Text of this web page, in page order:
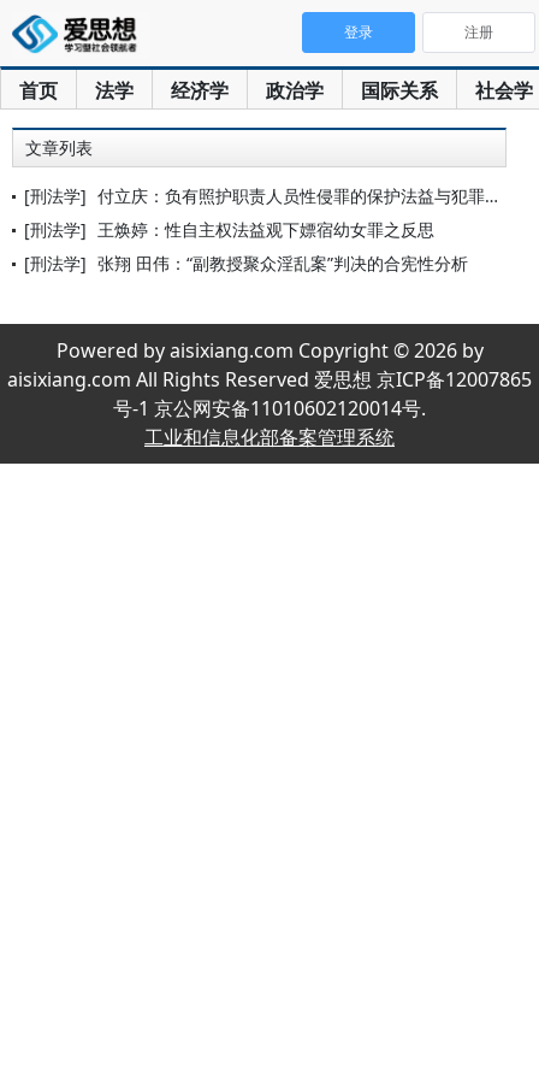
首页 法学 经济学 政治学 国际关系 社会学
登录 注册
文章列表
[刑法学] 付立庆：负有照护职责人员性侵罪的保护法益与犯罪类型
[刑法学] 王焕婷：性自主权法益观下嫖宿幼女罪之反思
[刑法学] 张翔 田伟：“副教授聚众淫乱案”判决的合宪性分析
Powered by aisixiang.com Copyright © 2026 by
aisixiang.com All Rights Reserved 爱思想 京ICP备12007865
号-1 京公网安备11010602120014号.
工业和信息化部备案管理系统